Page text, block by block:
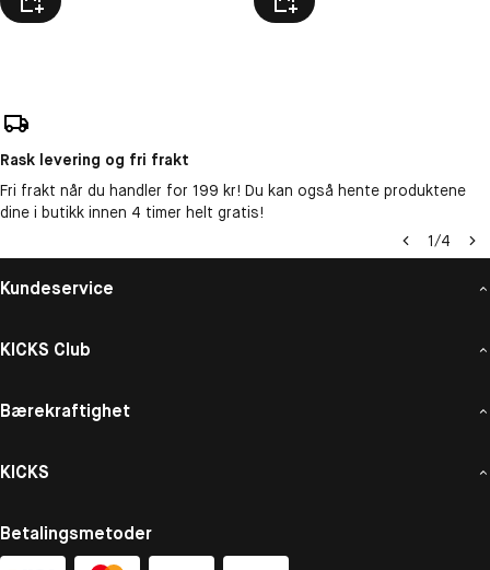
Rask levering og fri frakt
Fri frakt når du handler for 199 kr! Du kan også hente produktene
dine i butikk innen 4 timer helt gratis!
1/4
Kundeservice
KICKS Club
Bærekraftighet
KICKS
Betalingsmetoder